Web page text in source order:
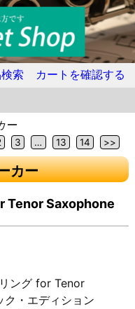
索 カートを確認する
ー
3 … 13 14 >>
カー
Tenor Saxophone
ング for Tenor
・エディション